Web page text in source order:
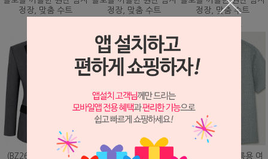
정장, 맞춤 수트
정장, 맞춤 수트
정장, 맞춤 수트
(BZ260203) 화려하게
(DS260479) 여름용 여
(DS260473) 여름용 여